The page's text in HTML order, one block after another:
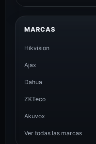
MARCAS
Hikvision
Ajax
Dahua
ZKTeco
Akuvox
Ver todas las marcas